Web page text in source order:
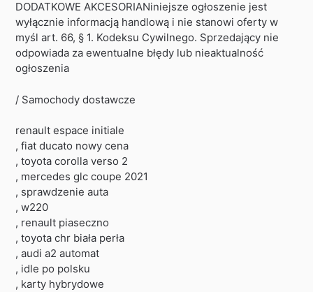
DODATKOWE AKCESORIANiniejsze ogłoszenie jest
wyłącznie informacją handlową i nie stanowi oferty w
myśl art. 66, § 1. Kodeksu Cywilnego. Sprzedający nie
odpowiada za ewentualne błędy lub nieaktualność
ogłoszenia
/ Samochody dostawcze
renault espace initiale
, fiat ducato nowy cena
, toyota corolla verso 2
, mercedes glc coupe 2021
, sprawdzenie auta
, w220
, renault piaseczno
, toyota chr biała perła
, audi a2 automat
, idle po polsku
, karty hybrydowe